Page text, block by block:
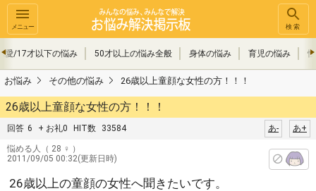
メニュー 検索
愛/17才以下の悩み 50才以上の悩み全般 身体の悩み 育児の悩み
お悩み その他の悩み 26歳以上童顔な女性の方！！！
26歳以上童顔な女性の方！！！
回答 6 + お礼0 HIT数 33584 あ+
あ-
悩める人
（ 28 ♀ ）
2011/09/05 00:32(更新日時)
26歳以上の童顔の女性へ聞きたいです。